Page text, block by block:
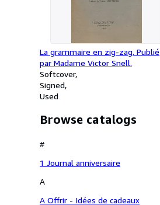
La grammaire en zig-zag. Publié
par Madame Victor Snell.
Softcover
Signed
Used
Browse catalogs
#
1 Journal anniversaire
A
A Offrir - Idées de cadeaux